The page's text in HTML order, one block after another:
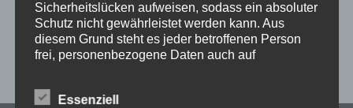
musikkapelle neu Oberallgäu Sperrung
Trachtenverein Tradition Veranstaltung Verkehr
Sicherheitslücken aufweisen, sodass ein absoluter
Schutz nicht gewährleistet werden kann. Aus
diesem Grund steht es jeder betroffenen Person
frei, personenbezogene Daten auch auf
uns zu übermitteln.
Essenziell